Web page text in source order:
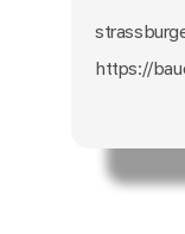
https://